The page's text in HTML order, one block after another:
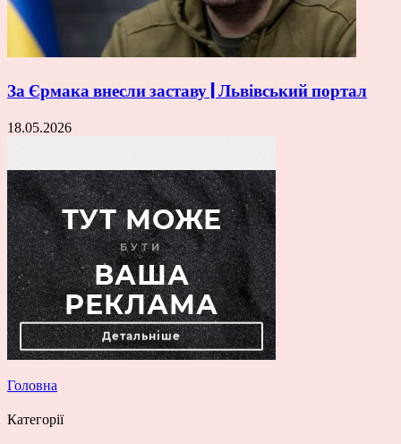
За Єрмака внесли заставу | Львівський портал
18.05.2026
Головна
Категорії